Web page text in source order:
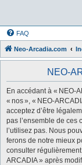
FAQ
Neo-Arcadia.com
NEO-
En accédant à « NEO-
« nos », « NEO-
acceptez d’être
pas l’ensemble de ces
l’utilisez pas. Nous
ferons de notre mieux
consulter
ARCADIA » après